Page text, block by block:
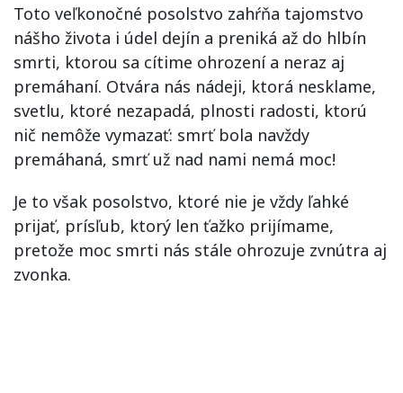
Toto veľkonočné posolstvo zahŕňa tajomstvo
nášho života i údel dejín a preniká až do hlbín
smrti, ktorou sa cítime ohrození a neraz aj
premáhaní. Otvára nás nádeji, ktorá nesklame,
svetlu, ktoré nezapadá, plnosti radosti, ktorú
nič nemôže vymazať: smrť bola navždy
premáhaná, smrť už nad nami nemá moc!
Je to však posolstvo, ktoré nie je vždy ľahké
prijať, prísľub, ktorý len ťažko prijímame,
pretože moc smrti nás stále ohrozuje zvnútra aj
zvonka.